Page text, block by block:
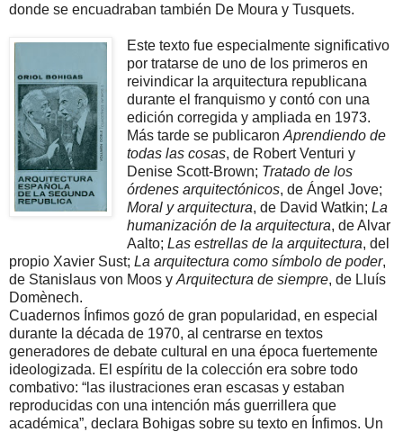
donde se encuadraban también De Moura y Tusquets.
Este texto fue especialmente significativo
por tratarse de uno de los primeros en
reivindicar la arquitectura republicana
durante el franquismo y contó con una
edición corregida y ampliada en 1973.
Más tarde se publicaron Aprendiendo de
todas las cosas, de Robert Venturi y
Denise Scott-Brown; Tratado de los
órdenes arquitectónicos, de Ángel Jove;
Moral y arquitectura, de David Watkin; La
humanización de la arquitectura, de Alvar
Aalto; Las estrellas de la arquitectura, del
propio Xavier Sust; La arquitectura como símbolo de poder,
de Stanislaus von Moos y Arquitectura de siempre, de Lluís
Domènech.
Cuadernos Ínfimos gozó de gran popularidad, en especial
durante la década de 1970, al centrarse en textos
generadores de debate cultural en una época fuertemente
ideologizada. El espíritu de la colección era sobre todo
combativo: “las ilustraciones eran escasas y estaban
reproducidas con una intención más guerrillera que
académica”, declara Bohigas sobre su texto en Ínfimos. Un